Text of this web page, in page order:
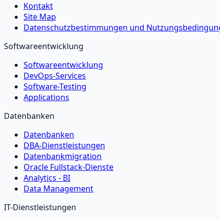
Kontakt
Site Map
Datenschutzbestimmungen und
Softwareentwicklung
Softwareentwicklung
DevOps-Services
Software-Testing
Applications
Datenbanken
Datenbanken
DBA-Dienstleistungen
Datenbankmigration
Oracle Fullstack-Dienste
Analytics - BI
Data Management
IT-Dienstleistungen